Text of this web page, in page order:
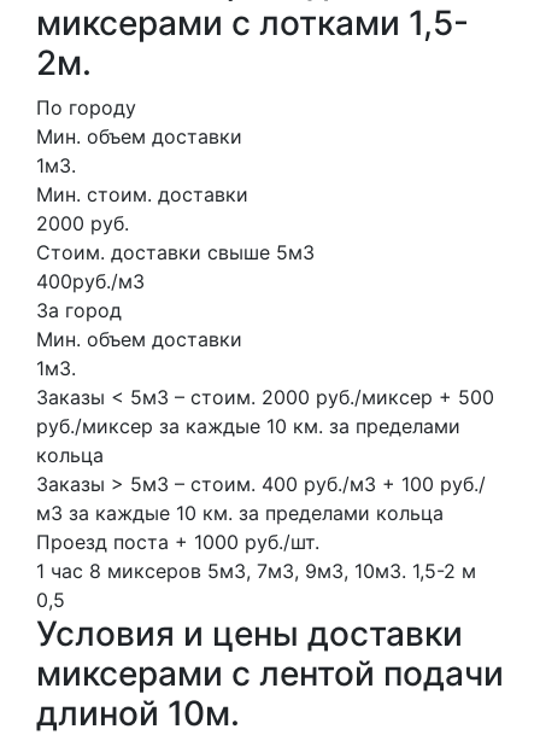
миксерами с лотками 1,5-
2м.
По городу
Мин. объем доставки
1м3.
Мин. стоим. доставки
2000 руб.
Стоим. доставки свыше 5м3
400руб./м3
За город
Мин. объем доставки
1м3.
Заказы < 5м3 – стоим. 2000 руб./миксер + 500
руб./миксер за каждые 10 км. за пределами
кольца
Заказы > 5м3 – стоим. 400 руб./м3 + 100 руб./
м3 за каждые 10 км. за пределами кольца
Проезд поста + 1000 руб./шт.
1 час 8 миксеров 5м3, 7м3, 9м3, 10м3. 1,5-2 м
0,5
Условия и цены доставки
миксерами с лентой подачи
длиной 10м.